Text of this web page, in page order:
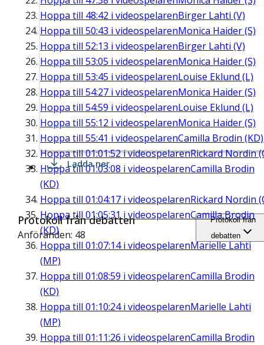
Hoppa till 48:42 i videospelarenBirger Lahti (V)
Hoppa till 50:43 i videospelarenMonica Haider (S)
Hoppa till 52:13 i videospelarenBirger Lahti (V)
Hoppa till 53:05 i videospelarenMonica Haider (S)
Hoppa till 53:45 i videospelarenLouise Eklund (L)
Hoppa till 54:27 i videospelarenMonica Haider (S)
Hoppa till 54:59 i videospelarenLouise Eklund (L)
Hoppa till 55:12 i videospelarenMonica Haider (S)
Hoppa till 55:41 i videospelarenCamilla Brodin (KD)
Hoppa till01:01:52i videospelarenRickard Nordin
Hoppa till01:03:08 i videospelarenCamilla Brodin
(KD)
Hoppa till 01:04:17 i videospelarenRickard Nordin
Hoppa till 01:05:31 i videospelarenCamilla Brodin
(KD)
Hoppa till 01:07:14i videospelarenMarielle Lahti
(MP)
Hoppa till 01:08:59 i videospelarenCamilla Brodin
(KD)
Hoppa till 01:10:24i videospelarenMarielle Lahti
(MP)
Hoppa till 01:11:26 i videospelarenCamilla Brodin
Ladda ner
Protokoll från debatten
Anföranden: 48
Protokoll från
debatten